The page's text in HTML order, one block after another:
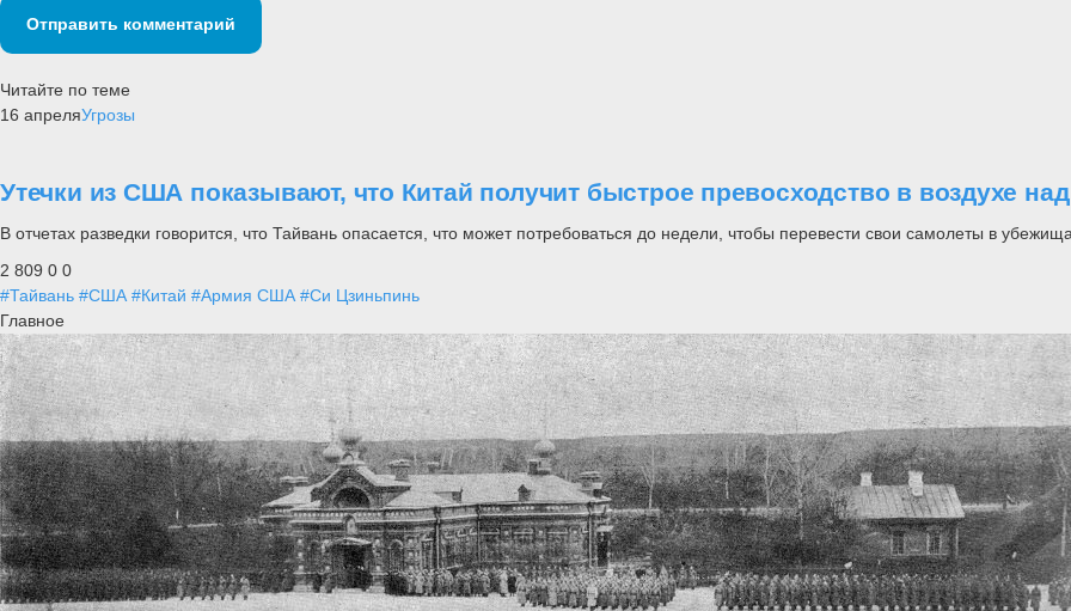
Отправить комментарий
Читайте по теме
16 апреляУгрозы
Утечки из США показывают, что Китай получит быстрое превосходство в воздухе
В отчетах разведки говорится, что Тайвань опасается, что может потребоваться до недели, чтобы перевести свои самолеты в
2 809 0 0
#Тайвань #США #Китай #Армия США #Си Цзиньпинь
Главное